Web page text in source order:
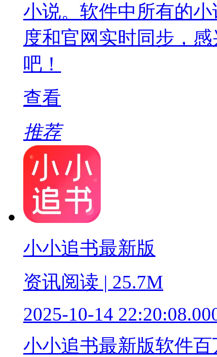
小说。软件中所有的
度和官网实时同步，
吧！
查看
推荐
小小追书最新版
资讯阅读 | 25.7M
2025-10-14
小小追书最新版软件